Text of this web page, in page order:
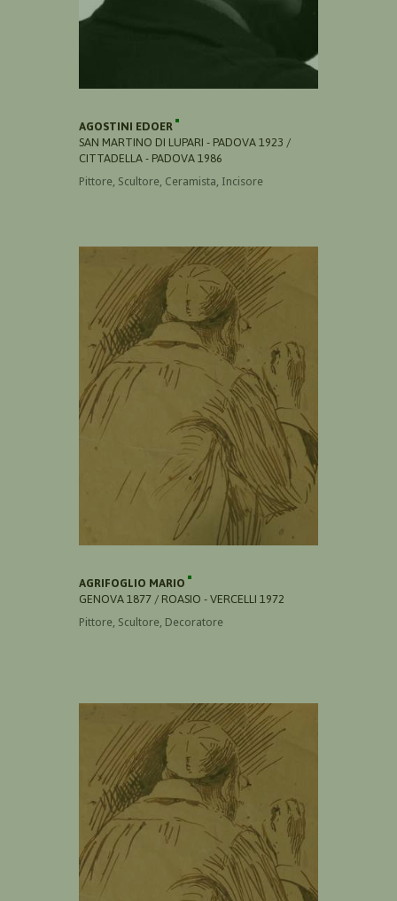
AGOSTINI EDOER
SAN MARTINO DI LUPARI - PADOVA 1923 /
CITTADELLA - PADOVA 1986
Pittore, Scultore, Ceramista, Incisore
AGRIFOGLIO MARIO
GENOVA 1877 / ROASIO - VERCELLI 1972
Pittore, Scultore, Decoratore